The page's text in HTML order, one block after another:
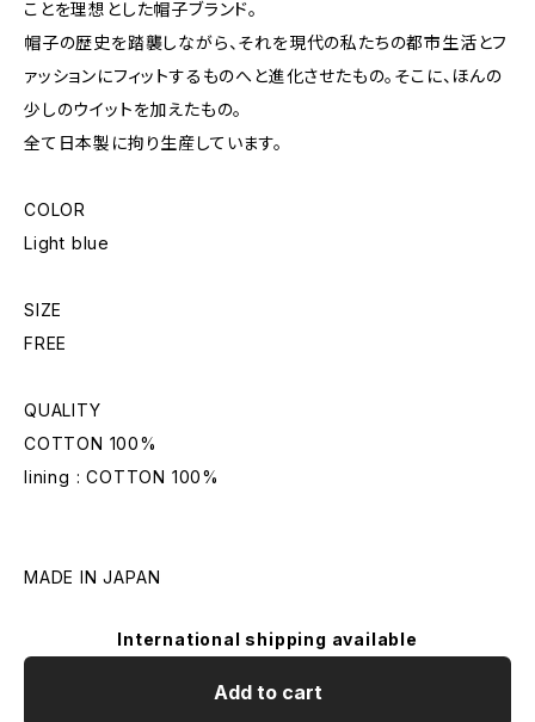
ことを理想とした帽子ブランド。
帽子の歴史を踏襲しながら、それを現代の私たちの都市生活とフ
ァッションにフィットするものへと進化させたもの。そこに、ほんの
少しのウイットを加えたもの。
全て日本製に拘り生産しています。
COLOR
Light blue
SIZE
FREE
QUALITY
COTTON 100%
lining : COTTON 100%
MADE IN JAPAN
International shipping available
Add to cart